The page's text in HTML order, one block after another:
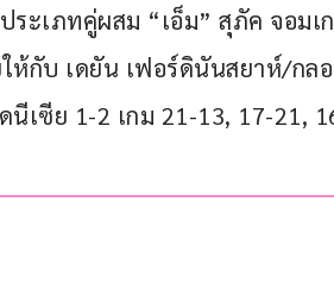
ระเภทคู่ผสม “เอ็ม” สุภัค จอม
ห้กับ เดยัน เฟอร์ดินันสยาห์/กลอ
นีเซีย 1-2 เกม 21-13, 17-21,